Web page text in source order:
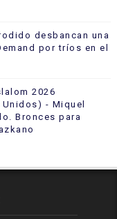
desbancan una
por tríos en el
2026
- Miquel
Bronces para